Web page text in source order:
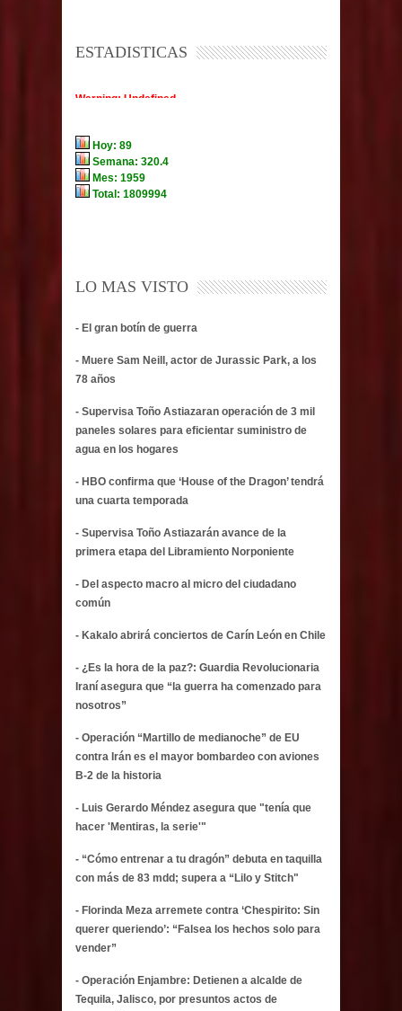
ESTADISTICAS
LO MAS VISTO
- El gran botín de guerra
- Muere Sam Neill, actor de Jurassic Park, a los
78 años
- Supervisa Toño Astiazaran operación de 3 mil
paneles solares para eficientar suministro de
agua en los hogares
- HBO confirma que ‘House of the Dragon’ tendrá
una cuarta temporada
- Supervisa Toño Astiazarán avance de la
primera etapa del Libramiento Norponiente
- Del aspecto macro al micro del ciudadano
común
- Kakalo abrirá conciertos de Carín León en Chile
- ¿Es la hora de la paz?: Guardia Revolucionaria
Iraní asegura que “la guerra ha comenzado para
nosotros”
- Operación “Martillo de medianoche” de EU
contra Irán es el mayor bombardeo con aviones
B-2 de la historia
- Luis Gerardo Méndez asegura que "tenía que
hacer 'Mentiras, la serie'"
- “Cómo entrenar a tu dragón” debuta en taquilla
con más de 83 mdd; supera a “Lilo y Stitch"
- Florinda Meza arremete contra ‘Chespirito: Sin
querer queriendo’: “Falsea los hechos solo para
vender”
- Operación Enjambre: Detienen a alcalde de
Tequila, Jalisco, por presuntos actos de